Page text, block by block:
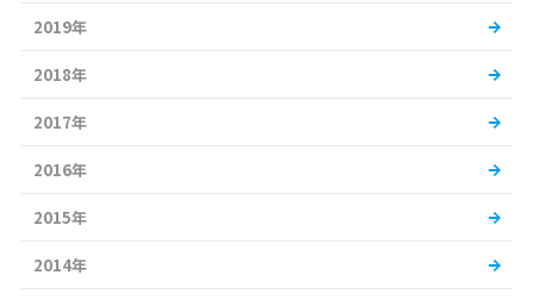
2019年
2018年
2017年
2016年
2015年
2014年